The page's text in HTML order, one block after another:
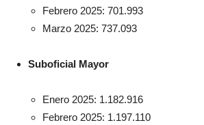
Febrero 2025: 701.993
Marzo 2025: 737.093
Suboficial Mayor
Enero 2025: 1.182.916
Febrero 2025: 1.197.110